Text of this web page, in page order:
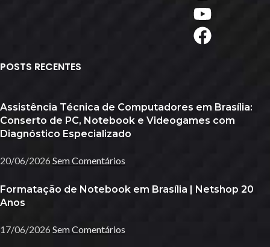
POSTS RECENTES
Assistência Técnica de Computadores em Brasília:
Conserto de PC, Notebook e Videogames com
Diagnóstico Especializado
20/06/2026 Sem Comentários
Formatação de Notebook em Brasília | Netshop 20
Anos
17/06/2026 Sem Comentários